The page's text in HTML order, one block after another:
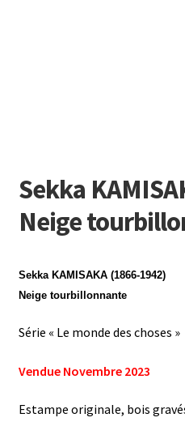
Sekka
Neige
Sekka KAMISAKA (1866-1942)
Neige tourbillonnante
Série « Le monde des choses »
Vendue Novembre 2023
Estampe originale, bois